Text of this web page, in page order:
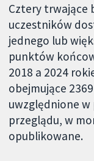
Cztery trwające
uczestników
jednego lub
punktów
2018 a 2024
obejmujące
uwzględnione w
przeglądu, w
opublikowane.